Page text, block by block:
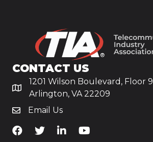
CONTACT US
1201 Wilson Boulevard, Floor 9
Arlington, VA 22209
Email Us
TiA's Facebook
TiA's TwitterTiA's LinkedIn
TiA's YouTube